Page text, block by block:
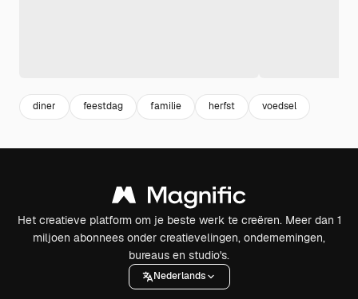
diner feestdag familie herfst voedsel
Het creatieve platform om je beste werk te creëren. Meer dan 1
miljoen abonnees onder creatievelingen, ondernemingen,
bureaus en studio's.
Nederlands